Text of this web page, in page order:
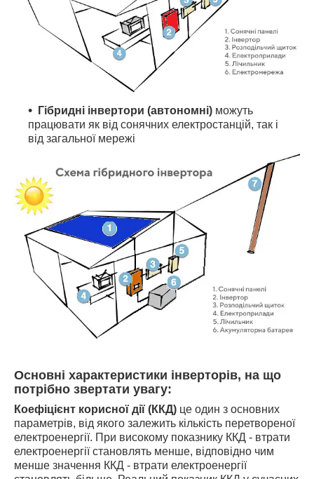
Гібридні інвертори (автономні) можуть
працювати як від сонячних електростанцій, так і
від загальної мережі
Основні характеристики інверторів, на що
потрібно звертати увагу:
Коефіцієнт корисної дії (ККД) це один з основних
параметрів, від якого залежить кількість перетвореної
електроенергії. При високому показнику ККД - втрати
електроенергії становлять менше, відповідно чим
менше значення ККД - втрати електроенергії